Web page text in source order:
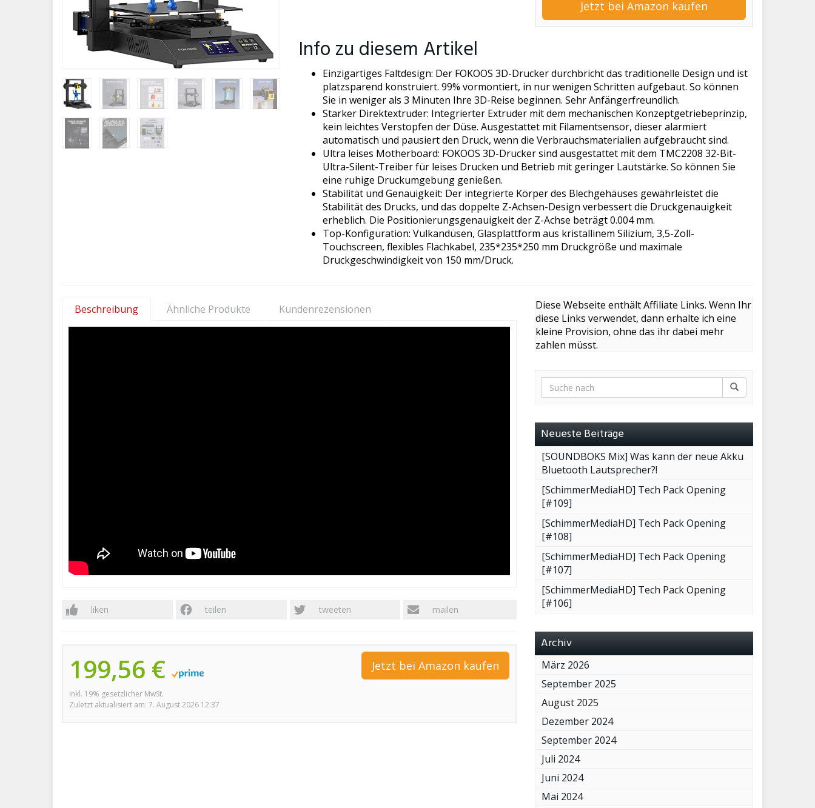
Jetzt bei Amazon kaufen
Info zu diesem Artikel
Einzigartiges Faltdesign: Der FOKOOS 3D-Drucker durchbricht das traditionelle Design und ist
platzsparend konstruiert. 99% vormontiert, in nur wenigen Schritten aufgebaut. So können
Sie in weniger als 3 Minuten Ihre 3D-Reise beginnen. Sehr Anfängerfreundlich.
Starker Direktextruder: Integrierter Extruder mit dem mechanischen Konzeptgetriebeprinzip,
kein leichtes Verstopfen der Düse. Ausgestattet mit Filamentsensor, dieser alarmiert
automatisch und pausiert den Druck, wenn die Verbrauchsmaterialien aufgebraucht sind.
Ultra leises Motherboard: FOKOOS 3D-Drucker sind ausgestattet mit dem TMC2208 32-Bit-
Ultra-Silent-Treiber für leises Drucken und Betrieb mit geringer Lautstärke. So können Sie
eine ruhige Druckumgebung genießen.
Stabilität und Genauigkeit: Der integrierte Körper des Blechgehäuses gewährleistet die
Stabilität des Drucks, und das doppelte Z-Achsen-Design verbessert die Druckgenauigkeit
erheblich. Die Positionierungsgenauigkeit der Z-Achse beträgt 0.004 mm.
Top-Konfiguration: Vulkandüsen, Glasplattform aus kristallinem Silizium, 3,5-Zoll-
Touchscreen, flexibles Flachkabel, 235*235*250 mm Druckgröße und maximale
Druckgeschwindigkeit von 150 mm/Druck.
Beschreibung Ähnliche Produkte Kundenrezensionen
liken teilen tweeten mailen
199,56 €
inkl. 19% gesetzlicher MwSt.
Zuletzt aktualisiert am: 7. August 2026 12:37
Jetzt bei Amazon kaufen
Diese Webseite enthält Affiliate Links. Wenn Ihr
diese Links verwendet, dann erhalte ich eine
kleine Provision, ohne das ihr dabei mehr
zahlen müsst.
Neueste Beiträge
[SOUNDBOKS Mix] Was kann der neue Akku
Bluetooth Lautsprecher?!
[SchimmerMediaHD] Tech Pack Opening
[#109]
[SchimmerMediaHD] Tech Pack Opening
[#108]
[SchimmerMediaHD] Tech Pack Opening
[#107]
[SchimmerMediaHD] Tech Pack Opening
[#106]
Archiv
März 2026
September 2025
August 2025
Dezember 2024
September 2024
Juli 2024
Juni 2024
Mai 2024